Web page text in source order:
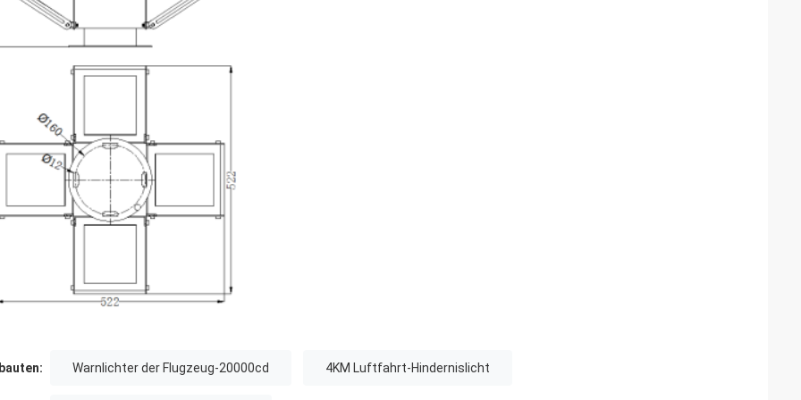
Warnlichter der Flugzeug-20000cd 4KM Luftfahrt-Hindernislicht